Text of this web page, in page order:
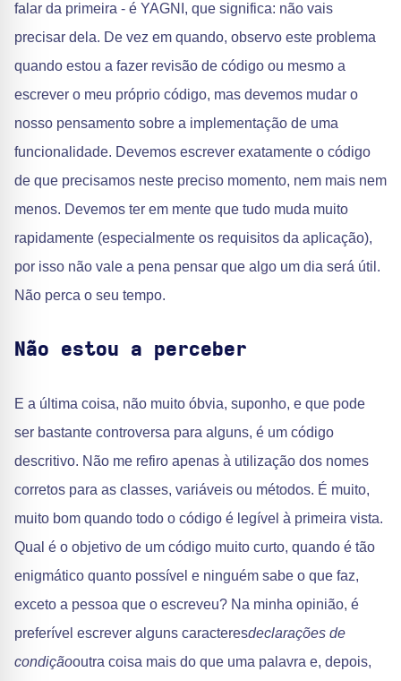
falar da primeira - é YAGNI, que significa: não vais
precisar dela. De vez em quando, observo este problema
quando estou a fazer revisão de código ou mesmo a
escrever o meu próprio código, mas devemos mudar o
nosso pensamento sobre a implementação de uma
funcionalidade. Devemos escrever exatamente o código
de que precisamos neste preciso momento, nem mais nem
menos. Devemos ter em mente que tudo muda muito
rapidamente (especialmente os requisitos da aplicação),
por isso não vale a pena pensar que algo um dia será útil.
Não perca o seu tempo.
Não estou a perceber
E a última coisa, não muito óbvia, suponho, e que pode
ser bastante controversa para alguns, é um código
descritivo. Não me refiro apenas à utilização dos nomes
corretos para as classes, variáveis ou métodos. É muito,
muito bom quando todo o código é legível à primeira vista.
Qual é o objetivo de um código muito curto, quando é tão
enigmático quanto possível e ninguém sabe o que faz,
exceto a pessoa que o escreveu? Na minha opinião, é
preferível escrever alguns caracteresdeclarações de
condiçãooutra coisa mais do que uma palavra e, depois,